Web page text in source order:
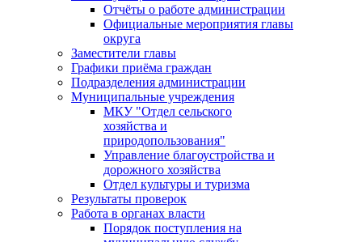
Отчёты о работе администрации
Официальные мероприятия главы
округа
Заместители главы
Графики приёма граждан
Подразделения администрации
Муниципальные учреждения
МКУ "Отдел сельского
хозяйства и
природопользования"
Управление благоустройства и
дорожного хозяйства
Отдел культуры и туризма
Результаты проверок
Работа в органах власти
Порядок поступления на